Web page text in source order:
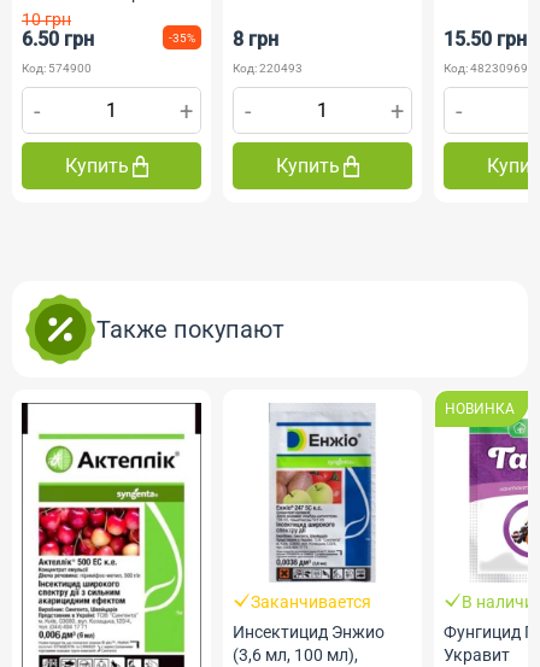
10 грн
6.50 грн -35%
Код: 574900
- +
Купить
8 грн
Код: 220493
- +
Купить
15.50 грн
Код:
-
Также покупают
Заканчивается
Инсектицид Энжио
(3,6 мл, 100 мл),
НОВИНКА
В
Фунгицид
Укравит